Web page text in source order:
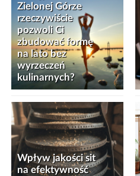
Zielonej Górze
rzeczywiście
pozwoli Ci
zbudować formę
na lato bez
wyrzeczeń
kulinarnych?
Wpływ jakości sit
na efektywność